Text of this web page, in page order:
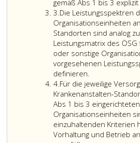
mindestens
zwei
Fachärzte
der
vorgehaltenen
Fachrichtung
sowie
erforderlichenfalls
über
weitere
Fachärzte
zur
Abdeckung
der
geführt
werden:
ist
die
nach
den
eins,
An
gemäß Abs 1 bis 3
3.Ziffer
3
Die Leistungsspektren
Organisationseinheiten
Standorten sind analog
Leistungsmatrix des
oder sonstige
vorgesehenen
definieren.
4.Ziffer
4
Für die jeweilige
Krankenanstalten-
Abs 1 bis 3 eingerichteten
Organisationseinheiten
einzuhaltenden Kriterien
Vorhaltung und Betrieb